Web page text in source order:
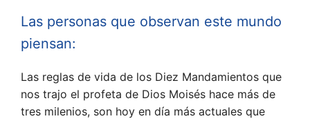
Las personas que observan este mundo
piensan:
Las reglas de vida de los Diez Mandamientos que
nos trajo el profeta de Dios Moisés hace más de
tres milenios, son hoy en día más actuales que